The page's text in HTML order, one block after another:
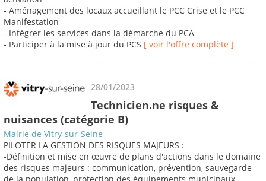
- Aménagement des locaux accueillant le PCC Crise et le PCC
Manifestation
- Intégrer les services dans la démarche du PCA
- Participer à la mise à jour du PCS [ voir l'offre complète ]
28/01/2023
Technicien.ne risques &
nuisances (catégorie B)
Mairie de Vitry-sur-Seine
PILOTER LA GESTION DES RISQUES MAJEURS :
-Définition et mise en œuvre de plans d'actions dans le domaine
des risques majeurs : communication, prévention, sauvegarde